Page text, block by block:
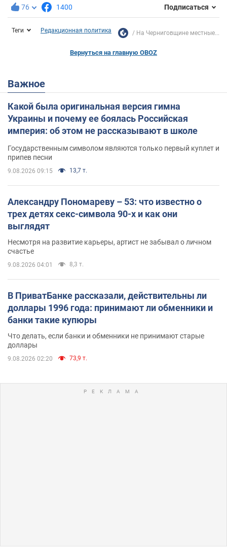
76 1400 Подписаться
Теги Редакционная политика На Черниговщине местные...
Вернуться на главную OBOZ
Важное
Какой была оригинальная версия гимна
Украины и почему ее боялась Российская
империя: об этом не рассказывают в школе
Государственным символом являются только первый куплет и
припев песни
9.08.2026 09:15 13,7 т.
Александру Пономареву – 53: что известно о
трех детях секс-символа 90-х и как они
выглядят
Несмотря на развитие карьеры, артист не забывал о личном
счастье
9.08.2026 04:01 8,3 т.
В ПриватБанке рассказали, действительны ли
доллары 1996 года: принимают ли обменники и
банки такие купюры
Что делать, если банки и обменники не принимают старые
доллары
9.08.2026 02:20 73,9 т.